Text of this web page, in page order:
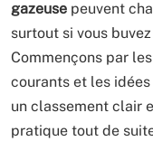
gazeuse peuvent
surtout si vous
Commençons par
courants et les
un classement clair
pratique tout de